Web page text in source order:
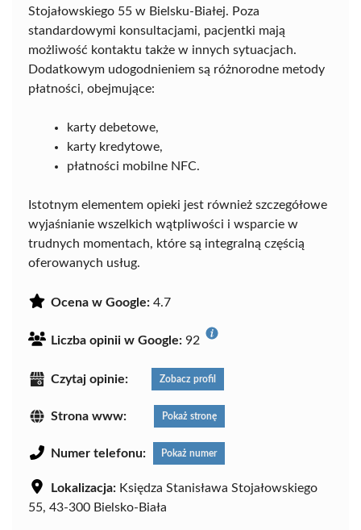
Stojałowskiego 55 w Bielsku-Białej. Poza
standardowymi konsultacjami, pacjentki mają
możliwość kontaktu także w innych sytuacjach.
Dodatkowym udogodnieniem są różnorodne metody
płatności, obejmujące:
karty debetowe,
karty kredytowe,
płatności mobilne NFC.
Istotnym elementem opieki jest również szczegółowe
wyjaśnianie wszelkich wątpliwości i wsparcie w
trudnych momentach, które są integralną częścią
oferowanych usług.
Ocena w Google: 4.7
Liczba opinii w Google: 92
Czytaj opinie: Zobacz profil
Strona www: Pokaż stronę
Numer telefonu: Pokaż numer
Lokalizacja: Księdza Stanisława Stojałowskiego
55, 43-300 Bielsko-Biała